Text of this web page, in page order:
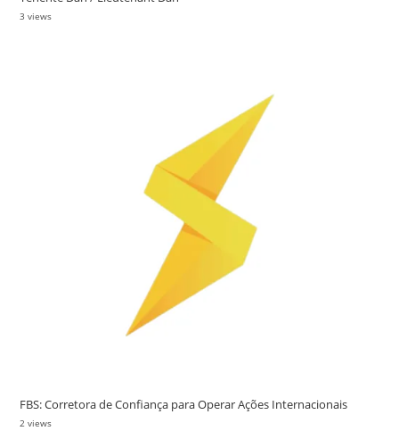
3 views
FBS: Corretora de Confiança para Operar Ações Internacionais
2 views